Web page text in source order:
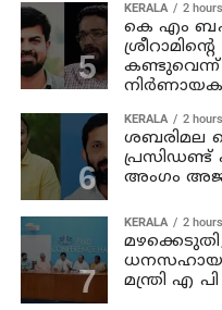
KERALA 2
കെ എം
നിര്‍ണായക
KERALA 2
ശബരിമല
അംഗം
KERALA 2
ധനസഹായം
മന്ത്രി എ